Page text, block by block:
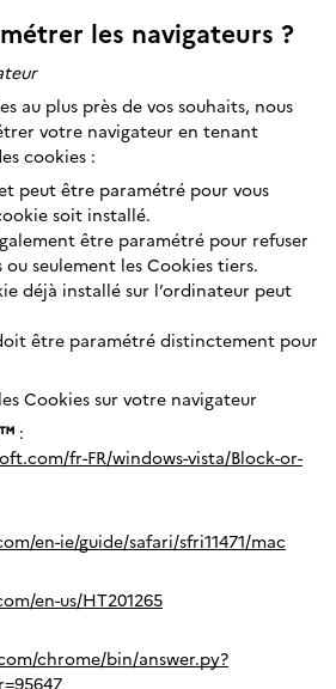
les navigateurs ?
au plus près de vos souhaits, nous
votre navigateur en tenant
cookies :
peut être paramétré pour vous
soit installé.
être paramétré pour refuser
seulement les Cookies tiers.
déjà installé sur l’ordinateur peut
être paramétré distinctement pour
Cookies sur votre navigateur
:
fr-FR/windows-vista/Block-or-
en-ie/guide/safari/sfri11471/mac
en-us/HT201265
chrome/bin/answer.py?